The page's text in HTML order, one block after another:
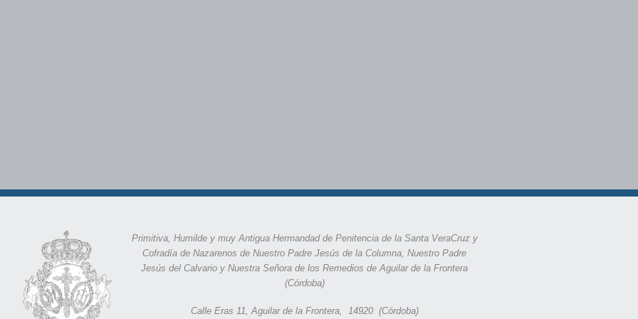
Primitiva, Humilde y muy Antigua Hermandad de Penitencia de la Santa VeraCruz y
Cofradía de Nazarenos de Nuestro Padre Jesús de la Columna, Nuestro Padre
Jesús del Calvario y Nuestra Señora de los Remedios de Aguilar de la Frontera
(Córdoba)
Calle Eras 11,Aguilar de la Frontera, 14920 (Córdoba)